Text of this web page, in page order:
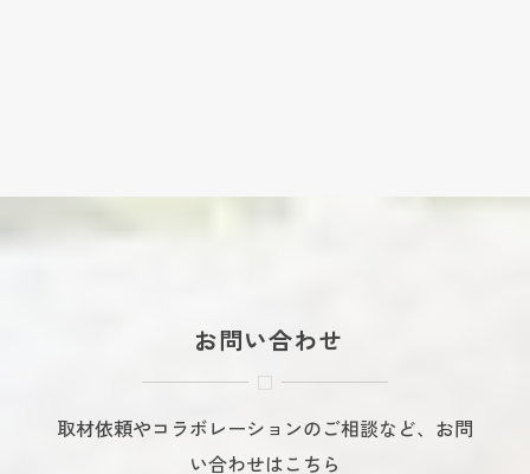
お問い合わせ
取材依頼やコラボレーションのご相談など、お問
い合わせはこちら